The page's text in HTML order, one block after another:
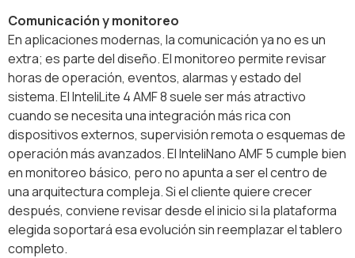
Comunicación y monitoreo
En aplicaciones modernas, la comunicación ya no es un
extra; es parte del diseño. El monitoreo permite revisar
horas de operación, eventos, alarmas y estado del
sistema. El InteliLite 4 AMF 8 suele ser más atractivo
cuando se necesita una integración más rica con
dispositivos externos, supervisión remota o esquemas de
operación más avanzados. El InteliNano AMF 5 cumple bien
en monitoreo básico, pero no apunta a ser el centro de
una arquitectura compleja. Si el cliente quiere crecer
después, conviene revisar desde el inicio si la plataforma
elegida soportará esa evolución sin reemplazar el tablero
completo.